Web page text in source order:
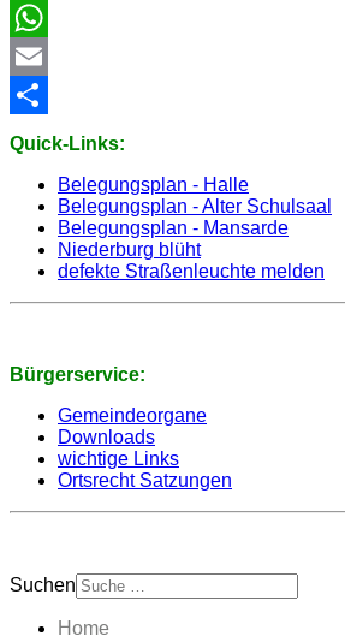
Facebook
WhatsApp
Email
Share
Quick-Links:
Belegungsplan - Halle
Belegungsplan - Alter Schulsaal
Belegungsplan - Mansarde
Niederburg blüht
defekte Straßenleuchte melden
Bürgerservice:
Gemeindeorgane
Downloads
wichtige Links
Ortsrecht Satzungen
Suchen
Home